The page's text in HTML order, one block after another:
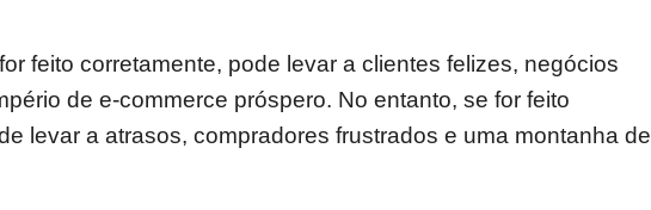
feito corretamente, pode levar a clientes felizes, negócios
de e-commerce próspero. No entanto, se for feito
levar a atrasos, compradores frustrados e uma montanha de